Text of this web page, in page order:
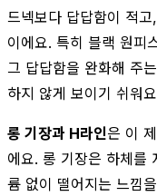
드넥보다 답답함이 적
이에요. 특히 블랙 원피
그 답답함을 완화해 주
하지 않게 보이기 쉬워
롱 기장과 H라인은 이
에요. 롱 기장은 하체를
륨 없이 떨어지는 느낌